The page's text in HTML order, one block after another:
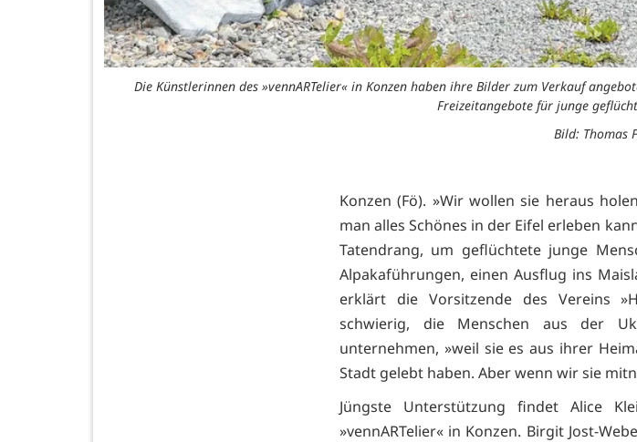
Die Künstlerinnen des »vennARTelier« in Konzen haben ihre Bilder zum Verkauf
Freizeitangebote für junge
Bild: Thomas
Konzen (Fö). »Wir wollen sie heraus
man alles Schönes in der Eifel erleben
Tatendrang, um geflüchtete junge
Alpakaführungen, einen Ausflug ins
erklärt die Vorsitzende des Vereins
schwierig, die Menschen aus der
unternehmen, »weil sie es aus ihrer
Stadt gelebt haben. Aber wenn wir sie
Jüngste Unterstützung findet Alice
»vennARTelier« in Konzen. Birgit Jost-